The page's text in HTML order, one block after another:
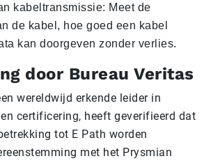
kabeltransmissie: Meet de
de kabel, hoe goed een kabel
kan doorgeven zonder verlies.
door Bureau Veritas
wereldwijd erkende leider in
certificering, heeft geverifieerd dat
tot E Path worden
met het Prysmian